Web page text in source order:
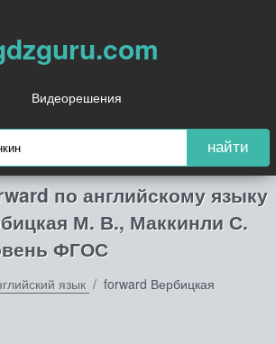
Видеорешения
найти
по английскому языку
М. В., Маккинли С.
ФГОС
язык forward Вербицкая